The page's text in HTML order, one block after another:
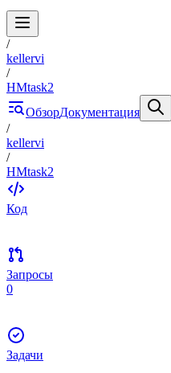
/
kellervi
/
HMtask2
ОбзорДокументация
/
kellervi
/
HMtask2
Код
Запросы
0
Задачи